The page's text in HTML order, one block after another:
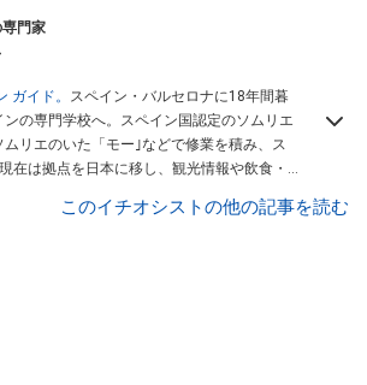
専門家
ガイド。 スペイン・バルセロナに18年間暮
の専門学校へ。スペイン国認定のソムリエ
リエのいた「モー｣などで修業を積み、ス
在は拠点を日本に移し、観光情報や飲食・
、食品・スイーツ販売チェーンのおすすめ商
このイチオシストの他の記事を読む